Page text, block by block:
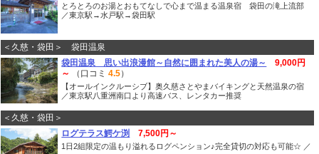
とろとろのお湯とおもてなしで心まで温まる温泉宿 袋田の滝上流部
／東京駅→水戸駅→袋田駅
＜久慈・袋田＞ 袋田温泉
袋田温泉 思い出浪漫館～自然に囲まれた美人の湯～
9,000円
～
（口コミ4.5）
【オールインクルーシブ】奥久慈さとやまバイキングと天然温泉の宿
／東京駅八重洲南口より高速バス、レンタカー推奨
＜久慈・袋田＞
ログテラス鰐ケ渕
7,500円～
1日2組限定の温もり溢れるログペンション♪完全貸切の対応も可能☆ ／